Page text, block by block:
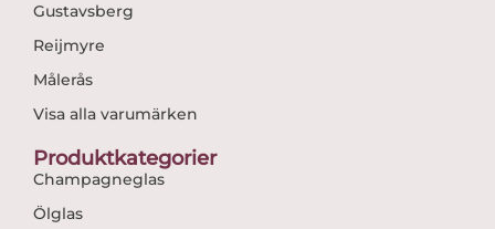
Gustavsberg
Reijmyre
Målerås
Visa alla varumärken
Produktkategorier
Champagneglas
Ölglas